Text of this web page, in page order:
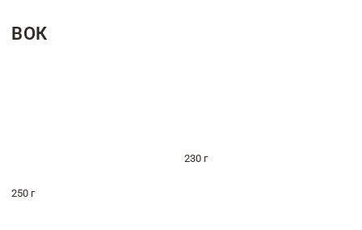
ВОК
230 г
250 г